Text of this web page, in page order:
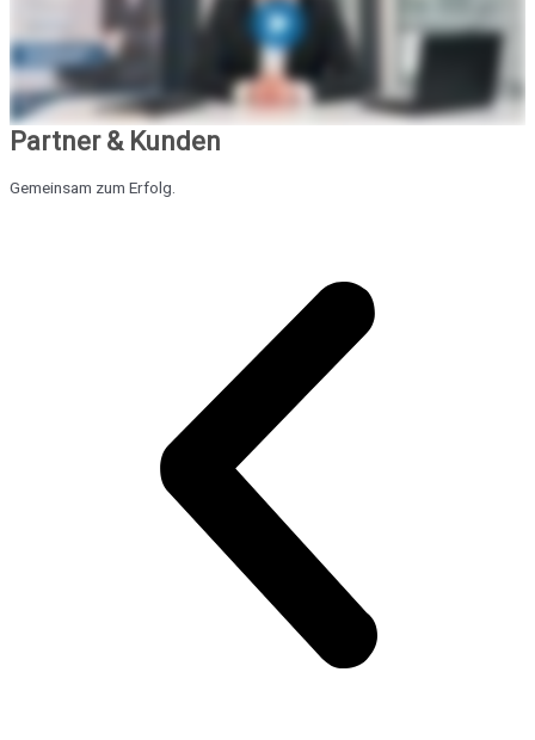
Partner & Kunden
Gemeinsam zum Erfolg.